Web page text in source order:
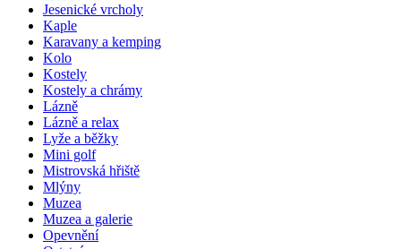
Jesenické vrcholy
Kaple
Karavany a kemping
Kolo
Kostely
Kostely a chrámy
Lázně
Lázně a relax
Lyže a běžky
Mini golf
Mistrovská hřiště
Mlýny
Muzea
Muzea a galerie
Opevnění